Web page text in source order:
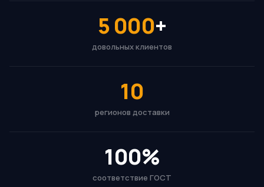
5 000+
довольных клиентов
10
регионов доставки
100%
соответствие ГОСТ